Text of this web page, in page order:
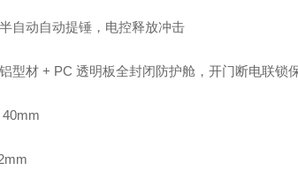
自动自动提锤，电控释放冲击
型材 + PC 透明板全封闭防护舱，开门断电联锁
40mm